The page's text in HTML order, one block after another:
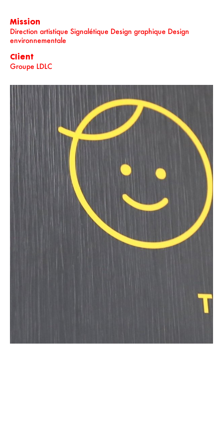
Mission
Direction artistique Signalétique Design graphique Design
environnementale
Client
Groupe LDLC